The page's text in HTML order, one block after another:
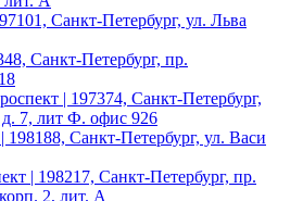
Санкт-Петербург, ул. Льва
Санкт-Петербург, пр.
| 197374, Санкт-Петербург,
д. 7, лит Ф. офис 926
| 198188, Санкт-Петербург, ул. Васи
| 198217, Санкт-Петербург, пр.
2, лит. А